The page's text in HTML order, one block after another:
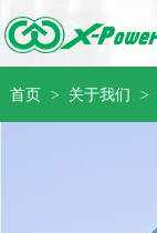
首页 > 关于我们 >